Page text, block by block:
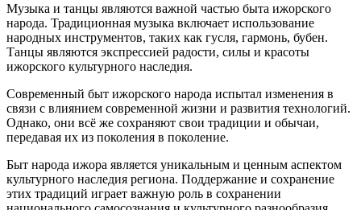
Музыка и танцы являются важной частью быта ижорского
народа. Традиционная музыка включает использование
народных инструментов, таких как гусля, гармонь, бубен.
Танцы являются экспрессией радости, силы и красоты
ижорского культурного наследия.
Современный быт ижорского народа испытал изменения в
связи с влиянием современной жизни и развития технологий.
Однако, они всё же сохраняют свои традиции и обычаи,
передавая их из поколения в поколение.
Быт народа ижора является уникальным и ценным аспектом
культурного наследия региона. Поддержание и сохранение
этих традиций играет важную роль в сохранении